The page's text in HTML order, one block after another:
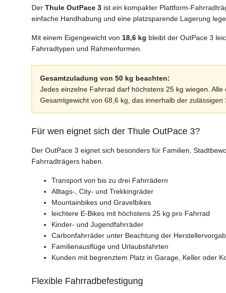
Der Thule OutPace 3 ist ein kompakter Plattform-
einfache Handhabung und eine platzsparende Lagerung
Mit einem Eigengewicht von 18,6 kg bleibt der OutPace 3
Fahrradtypen und Rahmenformen.
Gesamtzuladung von 50 kg beachten:
Jedes einzelne Fahrrad darf höchstens 25 kg wiegen.
Gesamtgewicht von 68,6 kg, das innerhalb der zulässigen
Für wen eignet sich der Thule OutPace 3?
Der OutPace 3 eignet sich besonders für Familien,
Fahrradträgers haben.
Transport von bis zu drei Fahrrädern
Alltags-, City- und Trekkingräder
Mountainbikes und Gravelbikes
leichtere E-Bikes mit höchstens 25 kg pro Fahrrad
Kinder- und Jugendfahrräder
Carbonfahrräder unter Beachtung der
Familienausflüge und Urlaubsfahrten
Kunden mit begrenztem Platz in Garage, Keller oder
Flexible Fahrradbefestigung